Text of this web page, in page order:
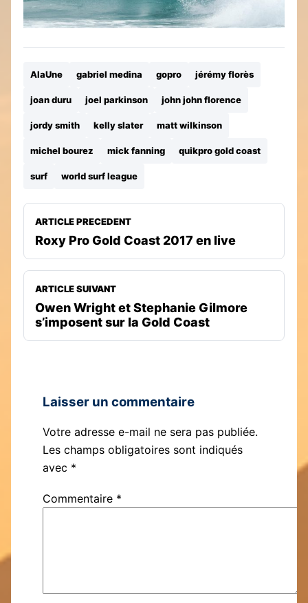
AlaUne gabriel medina gopro jérémy florès
joan duru joel parkinson john john florence
jordy smith kelly slater matt wilkinson
michel bourez mick fanning quikpro gold coast
surf world surf league
ARTICLE PRECEDENT
Roxy Pro Gold Coast 2017 en live
ARTICLE SUIVANT
Owen Wright et Stephanie Gilmore
s’imposent sur la Gold Coast
Laisser un commentaire
Votre adresse e-mail ne sera pas publiée.
Les champs obligatoires sont indiqués
avec *
Commentaire *